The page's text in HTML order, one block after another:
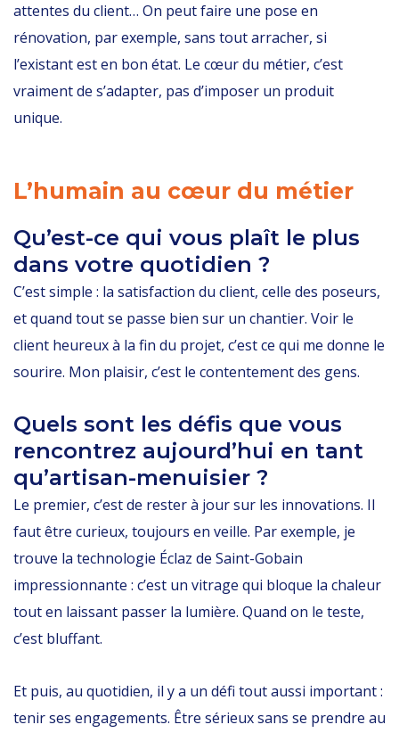
attentes du client… On peut faire une pose en
rénovation, par exemple, sans tout arracher, si
l’existant est en bon état. Le cœur du métier, c’est
vraiment de s’adapter, pas d’imposer un produit
unique.
L’humain au cœur du métier
Qu’est-ce qui vous plaît le plus
dans votre quotidien ?
C’est simple : la satisfaction du client, celle des poseurs,
et quand tout se passe bien sur un chantier. Voir le
client heureux à la fin du projet, c’est ce qui me donne le
sourire. Mon plaisir, c’est le contentement des gens.
Quels sont les défis que vous
rencontrez aujourd’hui en tant
qu’artisan-menuisier ?
Le premier, c’est de rester à jour sur les innovations. Il
faut être curieux, toujours en veille. Par exemple, je
trouve la technologie Éclaz de Saint-Gobain
impressionnante : c’est un vitrage qui bloque la chaleur
tout en laissant passer la lumière. Quand on le teste,
c’est bluffant.
Et puis, au quotidien, il y a un défi tout aussi important :
tenir ses engagements. Être sérieux sans se prendre au